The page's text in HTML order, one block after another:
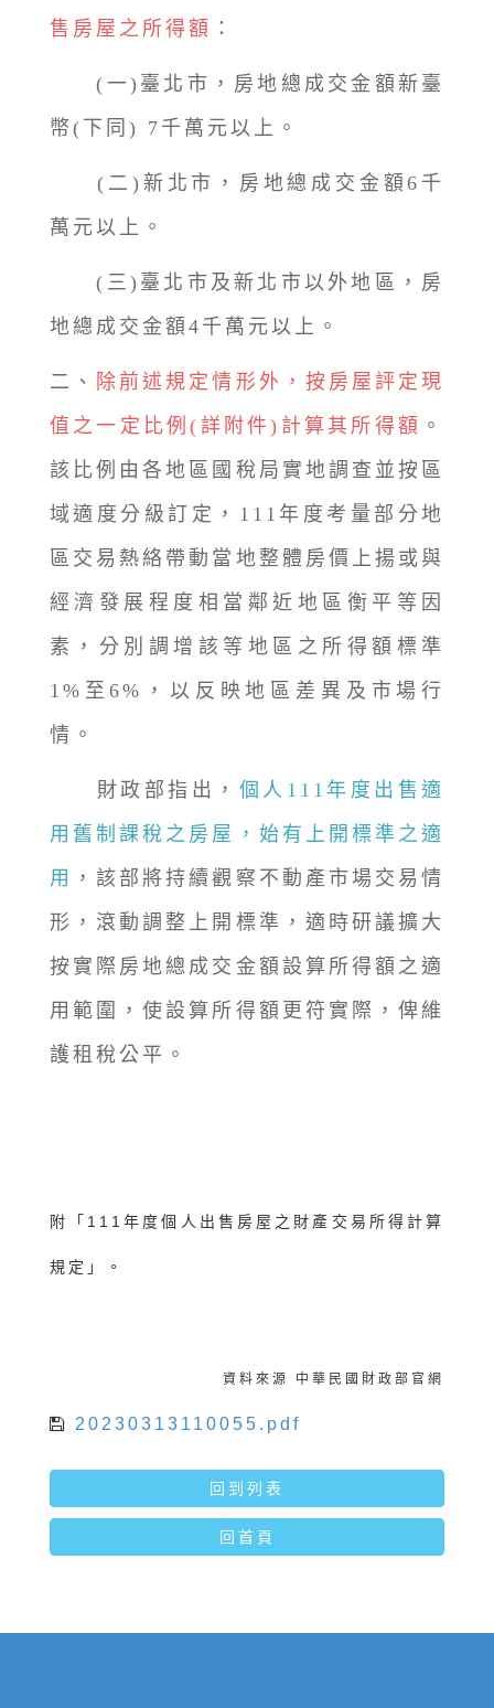
售房屋之所得額 ：
(一)臺北市，房地總成交金額新臺
幣(下同) 7千萬元以上。
(二)新北市，房地總成交金額6千
萬元以上。
(三)臺北市及新北市以外地區，房
地總成交金額4千萬元以上。
二、 除前述規定情形外，按房屋評定現
值之一定比例(詳附件)計算其所得額 。
該比例由各地區國稅局實地調查並按區
域適度分級訂定，111年度考量部分地
區交易熱絡帶動當地整體房價上揚或與
經濟發展程度相當鄰近地區衡平等因
素，分別調增該等地區之所得額標準
1%至6%，以反映地區差異及市場行
情。
財政部指出， 個人111年度出售適
用舊制課稅之房屋，始有上開標準之適
用
，該部將持續觀察不動產市場交易情
形，滾動調整上開標準，適時研議擴大
按實際房地總成交金額設算所得額之適
用範圍，使設算所得額更符實際，俾維
護租稅公平。
附「111年度個人出售房屋之財產交易所得計算
規定」。
資料來源 中華民國財政部官網
20230313110055.pdf
回到列表
回首頁